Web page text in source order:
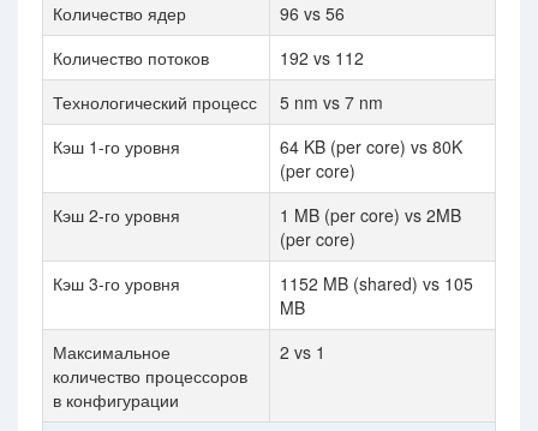
Количество ядер
96 vs 56
Количество потоков
192 vs 112
Технологический процесс
5 nm vs 7 nm
Кэш 1-го уровня
64 KB (per core) vs 80K
(per core)
Кэш 2-го уровня
1 MB (per core) vs 2MB
(per core)
Кэш 3-го уровня
1152 MB (shared) vs 105
MB
Максимальное
количество процессоров
в конфигурации
2 vs 1